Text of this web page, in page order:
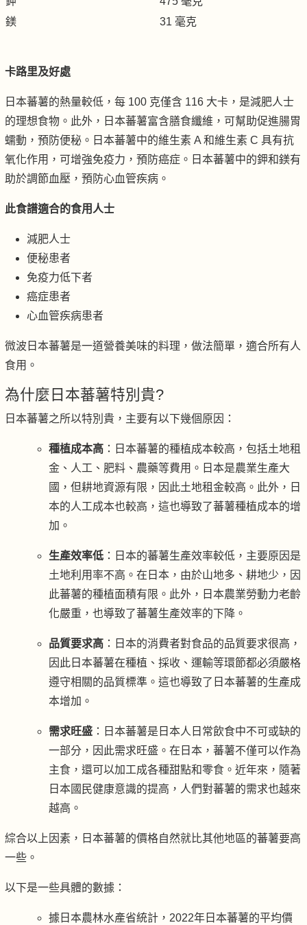
鎂
31 毫克
卡路里及好處
日本蕃薯的熱量較低，每 100 克僅含 116 大卡，是減肥人士
的理想食物。此外，日本蕃薯富含膳食纖維，可幫助促進腸胃
蠕動，預防便秘。日本蕃薯中的維生素 A 和維生素 C 具有抗
氧化作用，可增強免疫力，預防癌症。日本蕃薯中的鉀和鎂有
助於調節血壓，預防心血管疾病。
此食譜適合的食用人士
減肥人士
便秘患者
免疫力低下者
癌症患者
心血管疾病患者
微波日本蕃薯是一道營養美味的料理，做法簡單，適合所有人
食用。
為什麼日本蕃薯特別貴?
日本蕃薯之所以特別貴， 主要有以下幾個原因：
種植成本高 ：日本蕃薯的種植成本較高，包括土地租
金、人工、肥料、農藥等費用。日本是農業生產大
國，但耕地資源有限，因此土地租金較高。此外，日
本的人工成本也較高，這也導致了蕃薯種植成本的增
加。
生產效率低 ：日本的蕃薯生產效率較低，主要原因是
土地利用率不高。在日本，由於山地多、耕地少，因
此蕃薯的種植面積有限。此外，日本農業勞動力老齡
化嚴重，也導致了蕃薯生產效率的下降。
品質要求高 ：日本的消費者對食品的品質要求很高，
因此日本蕃薯在種植、採收、運輸等環節都必須嚴格
遵守相關的品質標準。這也導致了日本蕃薯的生產成
本增加。
需求旺盛 ：日本蕃薯是日本人日常飲食中不可或缺的
一部分，因此需求旺盛。在日本，蕃薯不僅可以作為
主食，還可以加工成各種甜點和零食。近年來，隨著
日本國民健康意識的提高，人們對蕃薯的需求也越來
越高。
綜合以上因素，日本蕃薯的價格自然就比其他地區的蕃薯要高
一些。
以下是一些具體的數據：
據日本農林水產省統計，2022年日本蕃薯的平均價